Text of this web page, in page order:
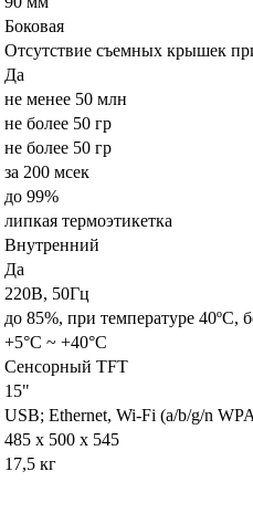
Боковая
Отсутствие съемных крышек
Да
не менее 50 млн
не более 50 гр
не более 50 гр
за 200 мсек
до 99%
липкая термоэтикетка
Внутренний
Да
220В, 50Гц
до 85%, при температуре 40ºС,
+5°С ~ +40°С
Сенсорный TFT
15"
USB; Ethernet, Wi-Fi (a/b/g/n
485 x 500 x 545
17,5 кг